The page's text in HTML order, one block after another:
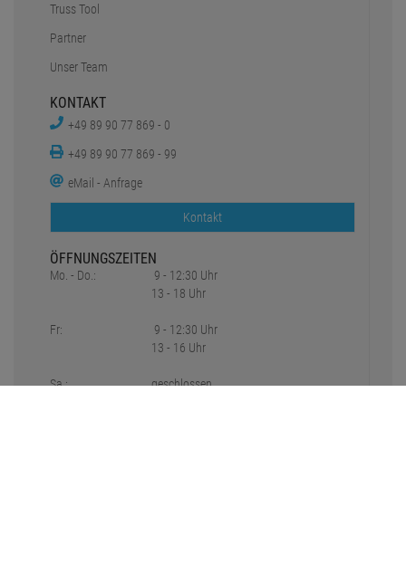
Truss Tool
Partner
Unser Team
KONTAKT
+49 89 90 77 869 - 0
+49 89 90 77 869 - 99
eMail - Anfrage
Kontakt
ÖFFNUNGSZEITEN
Mo. - Do.:
Fr:
Sa.:
9 - 12:30 Uhr
13 - 18 Uhr
9 - 12:30 Uhr
13 - 16 Uhr
geschlossen